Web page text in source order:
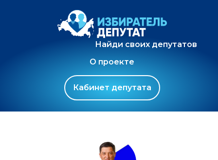
Найди своих депутатов
О проекте
Кабинет депутата